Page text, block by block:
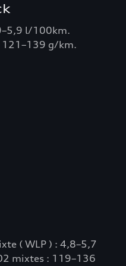
l/100km.
121–139 g/km.
( WLP ) : 4,8–5,7
mixtes : 119–136